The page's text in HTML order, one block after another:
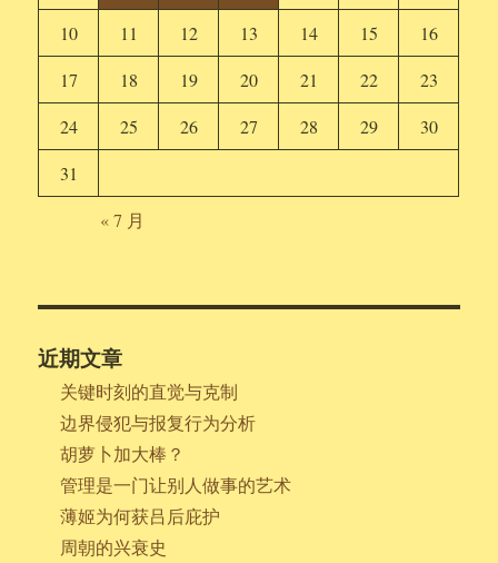
10
11 12 13 14 15
16
17
18 19 20 21 22
23
24
25 26 27 28 29
30
31
« 7 月
近期文章
关键时刻的直觉与克制
边界侵犯与报复行为分析
胡萝卜加大棒？
管理是一门让别人做事的艺术
薄姬为何获吕后庇护
周朝的兴衰史